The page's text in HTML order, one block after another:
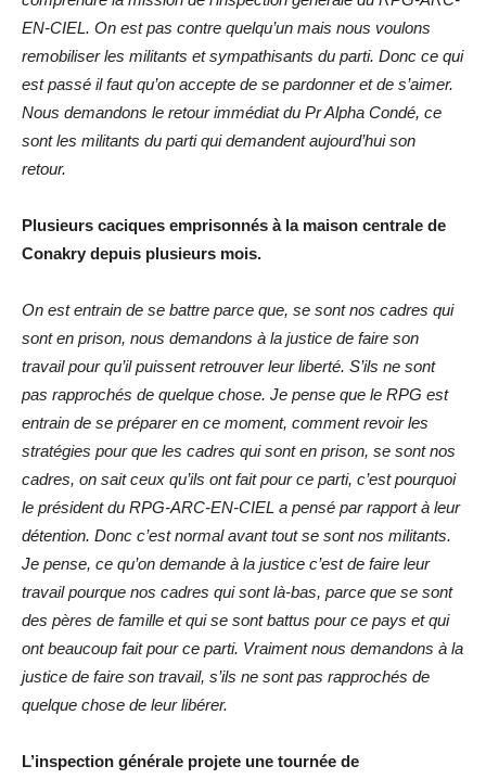
EN-CIEL. On est pas contre quelqu’un mais nous voulons
remobiliser les militants et sympathisants du parti. Donc ce qui
est passé il faut qu’on accepte de se pardonner et de s’aimer.
Nous demandons le retour immédiat du Pr Alpha Condé, ce
sont les militants du parti qui demandent aujourd’hui son
retour.
Plusieurs caciques emprisonnés à la maison centrale de
Conakry depuis plusieurs mois.
On est entrain de se battre parce que, se sont nos cadres qui
sont en prison, nous demandons à la justice de faire son
travail pour qu’il puissent retrouver leur liberté. S’ils ne sont
pas rapprochés de quelque chose. Je pense que le RPG est
entrain de se préparer en ce moment, comment revoir les
stratégies pour que les cadres qui sont en prison, se sont nos
cadres, on sait ceux qu’ils ont fait pour ce parti, c’est pourquoi
le président du RPG-ARC-EN-CIEL a pensé par rapport à leur
détention. Donc c’est normal avant tout se sont nos militants.
Je pense, ce qu’on demande à la justice c’est de faire leur
travail pourque nos cadres qui sont là-bas, parce que se sont
des pères de famille et qui se sont battus pour ce pays et qui
ont beaucoup fait pour ce parti. Vraiment nous demandons à la
justice de faire son travail, s’ils ne sont pas rapprochés de
quelque chose de leur libérer.
L’inspection générale projete une tournée de